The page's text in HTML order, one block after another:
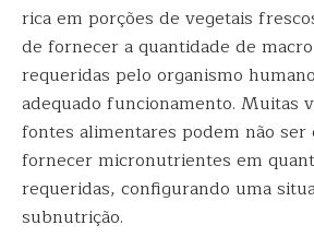
rica em porções de vegetais
de fornecer a quantidade de
requeridas pelo organismo
adequado funcionamento. Muitas
fontes alimentares podem não ser
fornecer micronutrientes em
requeridas, configurando uma
subnutrição.